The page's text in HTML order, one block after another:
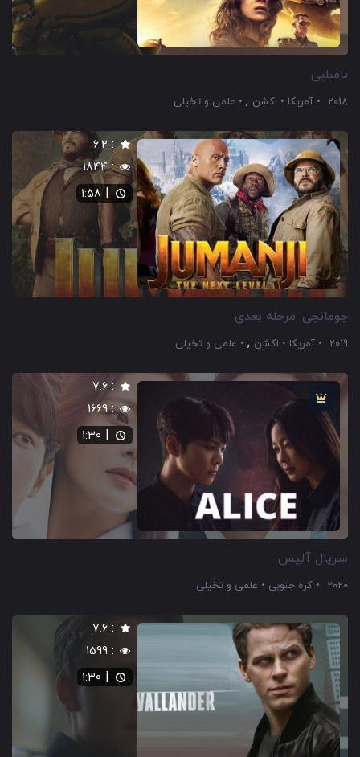
بامبلبی
2018 آمریکا اکشن , علمی و تخیلی
:
6.2
:
1844
1:58
جومانجی: مرحله بعدی
2019 آمریکا اکشن , علمی و تخیلی
:
7.6
:
1669
1:30
سریال آلیس
2020 کره جنوبی علمی و تخیلی
:
7.6
:
1599
1:30